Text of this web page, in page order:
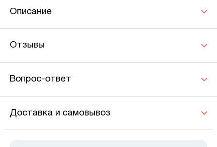
Описание
Отзывы
Вопрос-ответ
Доставка и самовывоз